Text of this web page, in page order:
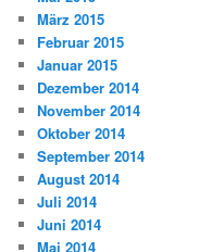
März 2015
Februar 2015
Januar 2015
Dezember 2014
November 2014
Oktober 2014
September 2014
August 2014
Juli 2014
Juni 2014
Mai 2014